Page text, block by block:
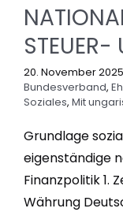
STEUER-
20. November 2025
Bundesverband,
Soziales, Mit
Grundlage
eigenständige
Finanzpolitik 1.
Währung